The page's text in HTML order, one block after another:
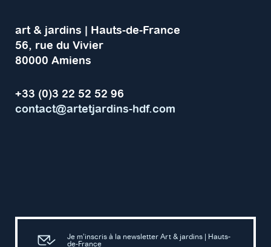
art & jardins | Hauts-de-France
56, rue du Vivier
80000 Amiens
+33 (0)3 22 52 52 96
contact@artetjardins-hdf.com
Je m’inscris à la newsletter Art & jardins | Hauts-
de-France